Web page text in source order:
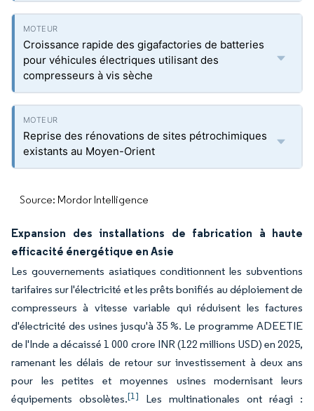
Croissance rapide des gigafactories de batteries
pour véhicules électriques utilisant des
compresseurs à vis sèche
Reprise des rénovations de sites pétrochimiques
existants au Moyen-Orient
Source: Mordor Intelligence
Expansion des installations de fabrication à haute
efficacité énergétique en Asie
Les gouvernements asiatiques conditionnent les subventions
tarifaires sur l'électricité et les prêts bonifiés au déploiement de
compresseurs à vitesse variable qui réduisent les factures
d'électricité des usines jusqu'à 35 %. Le programme ADEETIE
de l'Inde a décaissé 1 000 crore INR (122 millions USD) en 2025,
ramenant les délais de retour sur investissement à deux ans
pour les petites et moyennes usines modernisant leurs
équipements obsolètes.[1]
Les multinationales ont réagi :